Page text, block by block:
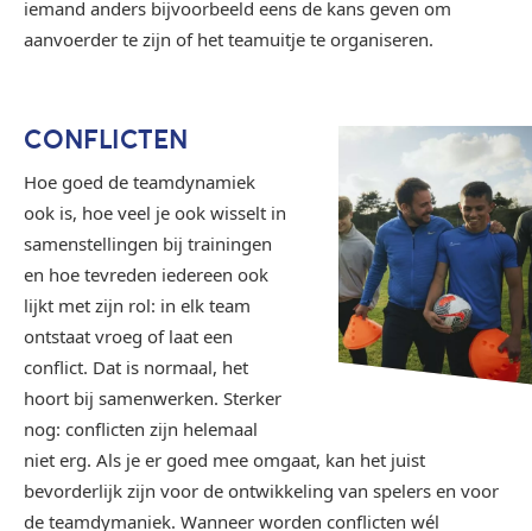
iemand anders bijvoorbeeld eens de kans geven om
aanvoerder te zijn of het teamuitje te organiseren.
CONFLICTEN
Hoe goed de teamdynamiek
ook is, hoe veel je ook wisselt in
samenstellingen bij trainingen
en hoe tevreden iedereen ook
lijkt met zijn rol: in elk team
ontstaat vroeg of laat een
conflict. Dat is normaal, het
hoort bij samenwerken. Sterker
nog: conflicten zijn helemaal
niet erg. Als je er goed mee omgaat, kan het juist
bevorderlijk zijn voor de ontwikkeling van spelers en voor
de teamdymaniek. Wanneer worden conflicten wél